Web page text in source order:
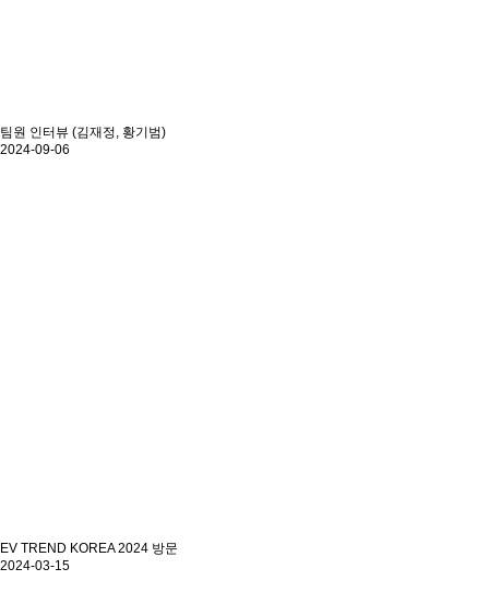
팀원 인터뷰 (김재정, 황기범)
2024-09-06
EV TREND KOREA 2024 방문
2024-03-15